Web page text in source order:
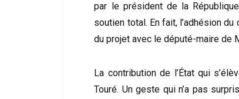
par le président de la
soutien total. En fait, l’adhésion
du projet avec le député-maire de
La contribution de l’État qui
Touré. Un geste qui n’a pas